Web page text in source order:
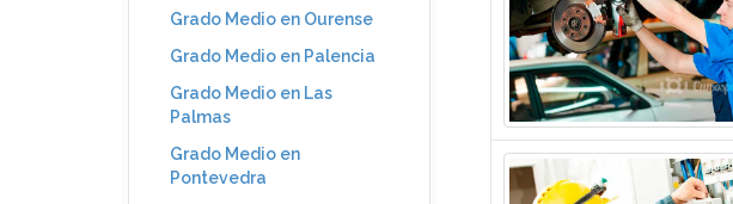
Grado Medio en Ourense
Grado Medio en Palencia
Grado Medio en Las
Palmas
Grado Medio en
Pontevedra